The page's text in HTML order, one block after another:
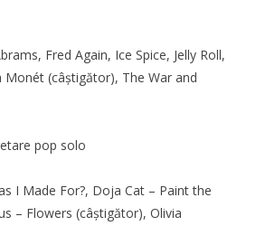
Fred Again, Ice Spice, Jelly Roll,
Monét (câştigător), The War and
pop solo
I Made For?, Doja Cat – Paint the
– Flowers (câştigător), Olivia